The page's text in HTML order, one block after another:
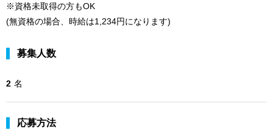
※資格未取得の方もOK
(無資格の場合、時給は1,234円になります)
募集人数
2 名
応募方法